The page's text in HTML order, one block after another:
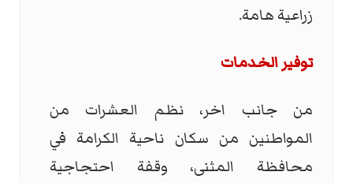
زراعية هامة.
توفير الخدمات
من جانب اخر، نظم العشرات من
المواطنين من سكان ناحية الكرامة في
محافظة المثنى، وقفة احتجاجية